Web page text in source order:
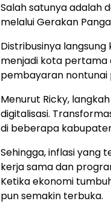
Salah satunya adalah
melalui Gerakan
Distribusinya
menjadi kota pertama
pembayaran nontunai
Menurut Ricky,
digitalisasi.
di beberapa
Sehingga, inflasi yang
kerja sama dan
Ketika ekonomi
pun semakin terbuka.